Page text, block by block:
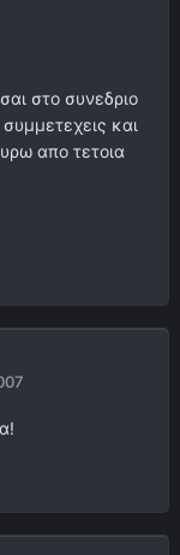
στο συνεδριο
και
απο τετοια